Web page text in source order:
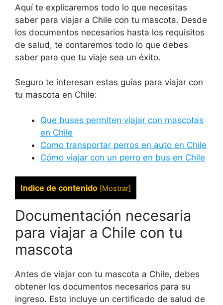
Aquí te explicaremos todo lo que necesitas
saber para viajar a Chile con tu mascota. Desde
los documentos necesarios hasta los requisitos
de salud, te contaremos todo lo que debes
saber para que tu viaje sea un éxito.
Seguro te interesan estas guías para viajar con
tu mascota en Chile:
Que buses permiten viajar con mascotas
en Chile
Como transportar perros en auto en Chile
Cómo viajar con un perro en bus en Chile
Indice de contenido [Mostrar]
Documentación necesaria
para viajar a Chile con tu
mascota
Antes de viajar con tu mascota a Chile, debes
obtener los documentos necesarios para su
ingreso. Esto incluye un certificado de salud de